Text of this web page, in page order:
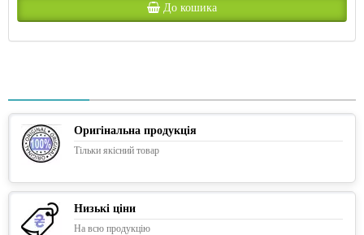
До кошика
Оригінальна продукція
Тільки якісний товар
Низькі ціни
На всю продукцію